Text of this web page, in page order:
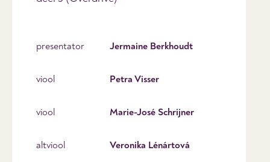
presentator Jermaine Berkhoudt
viool Petra Visser
viool Marie-José Schrijner
altviool Veronika Lénártová